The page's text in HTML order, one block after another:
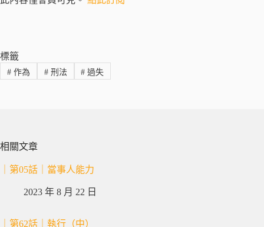
標籤
#作為 #刑法 # 過失
相關文章
｜第05話｜當事人能力
2023 年 8 月 22 日
｜第62話｜執行（中）